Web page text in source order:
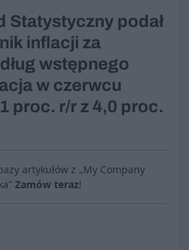
Statystyczny podał
inflacji za
wstępnego
w czerwcu
proc. r/r z 4,0 proc.
artykułów z „My Company
Zamów teraz!